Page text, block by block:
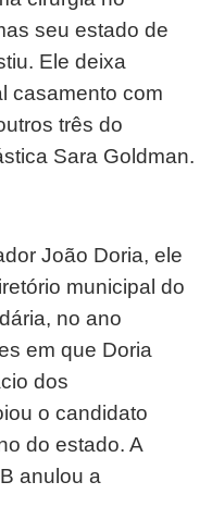
seu estado de
Ele deixa
casamento com
três do
Sara Goldman.
João Doria, ele
municipal do
no ano
em que Doria
dos
o candidato
do estado. A
anulou a